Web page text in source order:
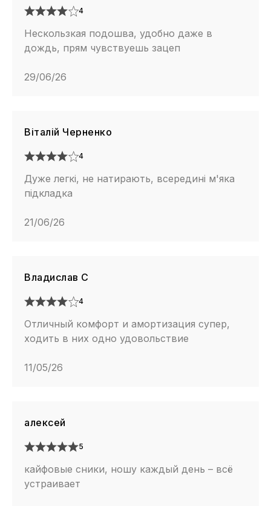
4
Нескользкая подошва, удобно даже в
дождь, прям чувствуешь зацеп
29/06/26
Віталій Черненко
4
Дуже легкі, не натирають, всередині м'яка
підкладка
21/06/26
Владислав С
4
Отличный комфорт и амортизация супер,
ходить в них одно удовольствие
11/05/26
алексей
5
кайфовые сники, ношу каждый день – всё
устраивает